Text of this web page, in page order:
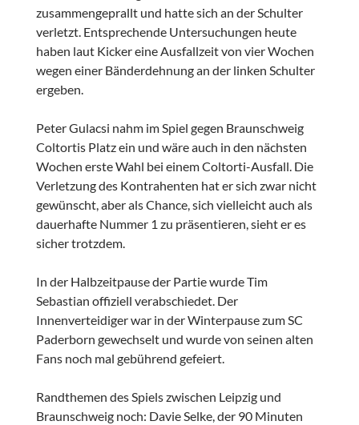
zusammengeprallt und hatte sich an der Schulter
verletzt. Entsprechende Untersuchungen heute
haben laut Kicker eine Ausfallzeit von vier Wochen
wegen einer Bänderdehnung an der linken Schulter
ergeben.
Peter Gulacsi nahm im Spiel gegen Braunschweig
Coltortis Platz ein und wäre auch in den nächsten
Wochen erste Wahl bei einem Coltorti-Ausfall. Die
Verletzung des Kontrahenten hat er sich zwar nicht
gewünscht, aber als Chance, sich vielleicht auch als
dauerhafte Nummer 1 zu präsentieren, sieht er es
sicher trotzdem.
In der Halbzeitpause der Partie wurde Tim
Sebastian offiziell verabschiedet. Der
Innenverteidiger war in der Winterpause zum SC
Paderborn gewechselt und wurde von seinen alten
Fans noch mal gebührend gefeiert.
Randthemen des Spiels zwischen Leipzig und
Braunschweig noch: Davie Selke, der 90 Minuten